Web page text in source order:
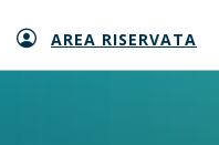
AREA RISERVATA